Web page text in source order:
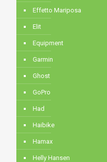
Effetto Mariposa
Elit
Equipment
Garmin
Ghost
GoPro
Had
Haibike
Hamax
Helly Hansen